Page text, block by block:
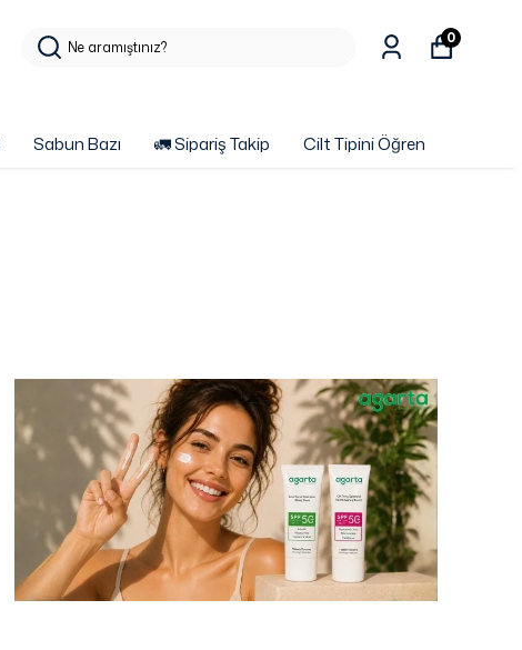
Sabun Bazı 🚛 Sipariş Takip Cilt Tipini Öğren
0